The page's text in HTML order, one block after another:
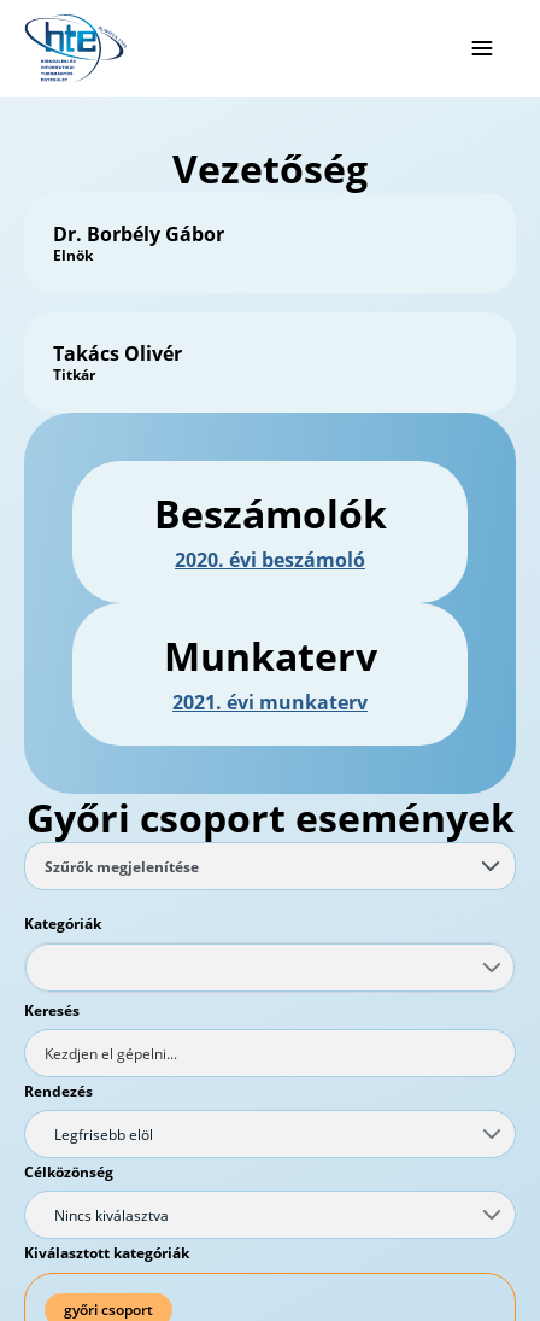
Ugrás a fő tartalomhoz
Vezetőség
Dr. Borbély Gábor
Elnök
Takács Olivér
Titkár
Beszámolók
2020. évi beszámoló
Munkaterv
2021. évi munkaterv
Győri csoport események
Szűrők megjelenítése
Kategóriák
Keresés
Rendezés
Legfrisebb elöl
Célközönség
Nincs kiválasztva
Kiválasztott kategóriák
győri csoport